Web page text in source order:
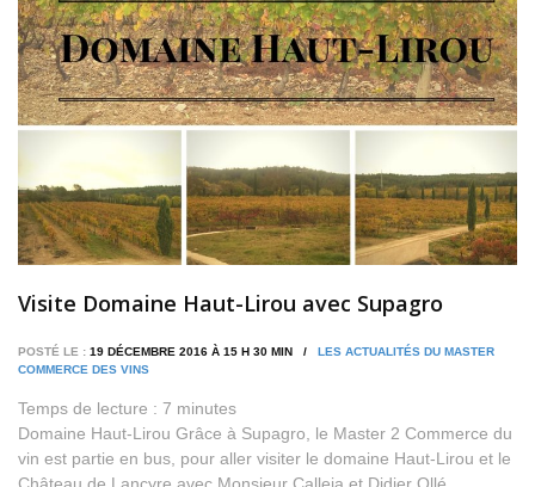
Visite Domaine Haut-Lirou avec Supagro
POSTÉ LE : 19 DÉCEMBRE 2016 À 15 H 30 MIN / LES ACTUALITÉS DU MASTER
COMMERCE DES VINS
Temps de lecture : 7 minutes
Domaine Haut-Lirou Grâce à Supagro, le Master 2 Commerce du
vin est partie en bus, pour aller visiter le domaine Haut-Lirou et le